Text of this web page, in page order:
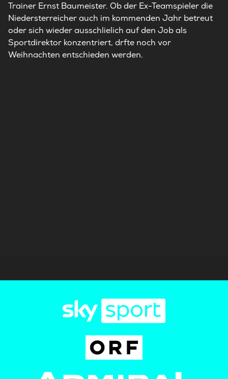
Trainer Ernst Baumeister. Ob der Ex-Teamspieler die
Niedersterreicher auch im kommenden Jahr betreut
oder sich wieder ausschlielich auf den Job als
Sportdirektor konzentriert, drfte noch vor
Weihnachten entschieden werden.